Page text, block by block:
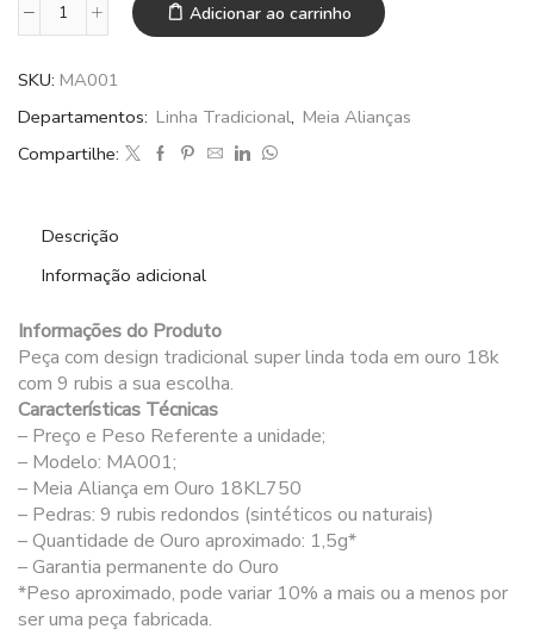
Meia
em
tradicional
fina
rubis
quantidade
Adicionar ao carrinho
SKU: MA001
Departamentos: Linha Tradicional, Meia Alianças
Compartilhe:
Descrição
Informação adicional
Informações do Produto
Peça com design tradicional super linda toda em ouro 18k
com 9 rubis a sua escolha.
Características Técnicas
– Preço e Peso Referente a unidade;
– Modelo: MA001;
– Meia Aliança em Ouro 18KL750
– Pedras: 9 rubis redondos (sintéticos ou naturais)
– Quantidade de Ouro aproximado: 1,5g*
– Garantia permanente do Ouro
*Peso aproximado, pode variar 10% a mais ou a menos por
ser uma peça fabricada.